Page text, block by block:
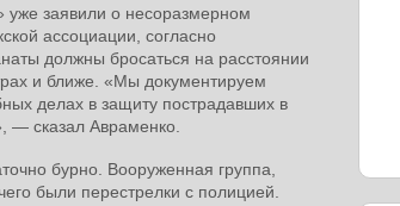
уже заявили о несоразмерном
ассоциации, согласно
должны бросаться на расстоянии
и ближе. «Мы документируем
делах в защиту пострадавших в
— сказал Авраменко.
бурно. Вооруженная группа,
были перестрелки с полицией.